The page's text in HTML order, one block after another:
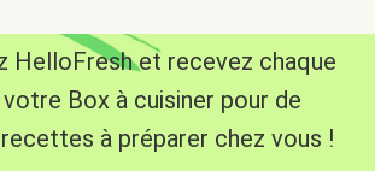
HelloFresh et recevez chaque
Box à cuisiner pour de
à préparer chez vous !